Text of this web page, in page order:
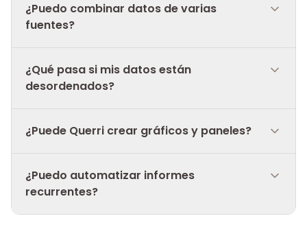
¿Puedo combinar datos de varias
fuentes?
¿Qué pasa si mis datos están
desordenados?
¿Puede Querri crear gráficos y paneles?
¿Puedo automatizar informes
recurrentes?